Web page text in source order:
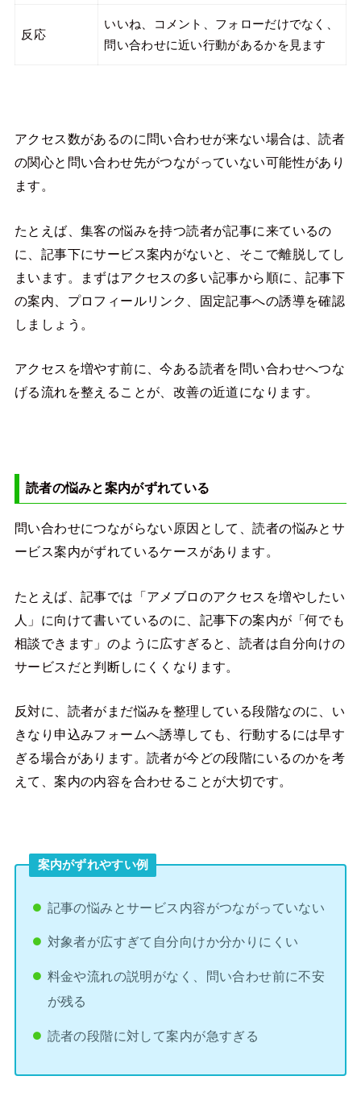
反応
いいね、コメント、フォローだけでなく、
問い合わせに近い行動があるかを見ます
アクセス数があるのに問い合わせが来ない場合は、読者
の関心と問い合わせ先がつながっていない可能性があり
ます。
たとえば、集客の悩みを持つ読者が記事に来ているの
に、記事下にサービス案内がないと、そこで離脱してし
まいます。まずはアクセスの多い記事から順に、記事下
の案内、プロフィールリンク、固定記事への誘導を確認
しましょう。
アクセスを増やす前に、今ある読者を問い合わせへつな
げる流れを整えることが、改善の近道になります。
読者の悩みと案内がずれている
問い合わせにつながらない原因として、読者の悩みとサ
ービス案内がずれているケースがあります。
たとえば、記事では「アメブロのアクセスを増やしたい
人」に向けて書いているのに、記事下の案内が「何でも
相談できます」のように広すぎると、読者は自分向けの
サービスだと判断しにくくなります。
反対に、読者がまだ悩みを整理している段階なのに、い
きなり申込みフォームへ誘導しても、行動するには早す
ぎる場合があります。読者が今どの段階にいるのかを考
えて、案内の内容を合わせることが大切です。
案内がずれやすい例
記事の悩みとサービス内容がつながっていない
対象者が広すぎて自分向けか分かりにくい
料金や流れの説明がなく、問い合わせ前に不安
が残る
読者の段階に対して案内が急すぎる